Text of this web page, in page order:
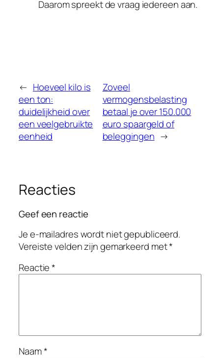
Daarom spreekt de vraag iedereen aan.
← Hoeveel kilo is
een ton:
duidelijkheid over
een veelgebruikte
eenheid
Zoveel
vermogensbelasting
betaal je over 150.000
euro spaargeld of
beleggingen →
Reacties
Geef een reactie
Je e-mailadres wordt niet gepubliceerd.
Vereiste velden zijn gemarkeerd met*
Reactie*
Naam*